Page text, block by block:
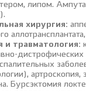
липом.
хирургия:
и травматология:
дистрофических
Бурсэктомия